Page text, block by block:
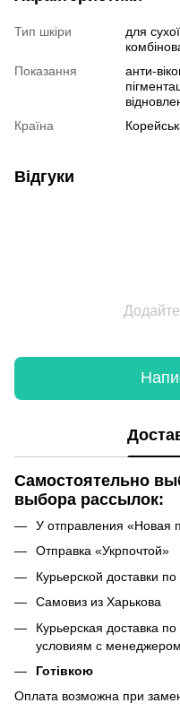
Тип шкіри
для
Показання
анти-
Країна
Відгуки
Самостоятельно
выбора рассылок:
У отправления «Новая
Отправка «Укрпочтой»
Курьерской доставки
Самовиз из Харькова
Курьерская доставка
условиям с
Готівкою
Оплата возможна при